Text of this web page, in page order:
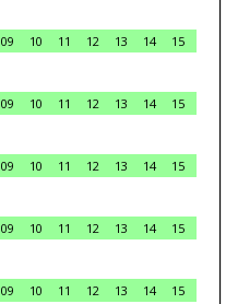
09 10 11 12 13 14
15
09 10 11 12 13 14
15
09 10 11 12 13 14
15
09 10 11 12 13 14
15
09 10 11 12 13 14
15